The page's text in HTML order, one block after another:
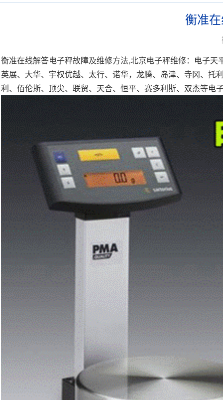
衡准
衡准在线解答电子秤故障及维修方法,北京电子秤维修： 电子天
英展、大华、宇权优越、太行、诺华，龙腾、岛津、寺冈、
利、佰伦斯、顶尖、联贸、天合、恒平、赛多利斯、双杰等电